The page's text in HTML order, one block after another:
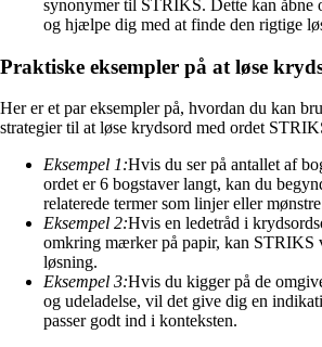
synonymer til STRIKS. Dette kan åbne
og hjælpe dig med at finde den rigtige
Praktiske eksempler på at løse
Her er et par eksempler på, hvordan du kan
strategier til at løse krydsord med ordet
Eksempel 1:Hvis du ser på antallet af
ordet er 6 bogstaver langt, kan du
relaterede termer som linjer eller
Eksempel 2:Hvis en ledetråd i
omkring mærker på papir, kan STRIKS
løsning.
Eksempel 3:Hvis du kigger på de
og udeladelse, vil det give dig en
passer godt ind i konteksten.